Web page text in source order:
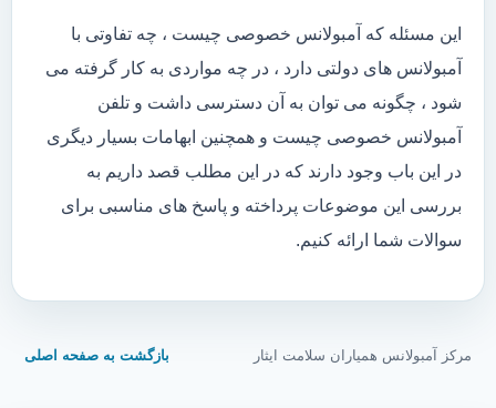
این مسئله که آمبولانس خصوصی چیست ، چه تفاوتی با
آمبولانس های دولتی دارد ، در چه مواردی به کار گرفته می
شود ، چگونه می توان به آن دسترسی داشت و تلفن
آمبولانس خصوصی چیست و همچنین ابهامات بسیار دیگری
در این باب وجود دارند که در این مطلب قصد داریم به
بررسی این موضوعات پرداخته و پاسخ های مناسبی برای
سوالات شما ارائه کنیم.
مرکز آمبولانس همیاران سلامت ایثار بازگشت به صفحه اصلی